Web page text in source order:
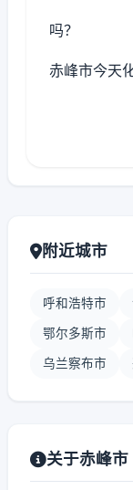
吗？
赤峰市今天
附近城市
呼和浩特市
鄂尔多斯市
乌兰察布市
关于赤峰市